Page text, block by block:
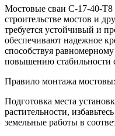
Мостовые сваи С-17-40-Т8
строительстве мостов и
требуется устойчивый и
обеспечивают надежное
способствуя
повышению стабильности
Правило монтажа
Подготовка места
растительности,
земельные работы в